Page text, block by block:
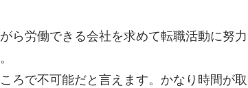
ら労働できる会社を求めて転職活動に努力
ろで不可能だと言えます。かなり時間が取